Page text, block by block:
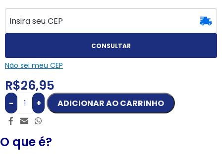
CONSULTAR
Não sei meu CEP
R$26,95
- + ADICIONAR AO CARRINHO
O que é?